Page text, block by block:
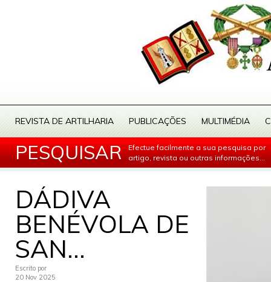
REVISTA DE ARTILHARIA PUBLICAÇÕES MULTIMÉDIA
PESQUISAR
Efectue facilmente a sua pesquisa por
artigo, revista ou outras informações...
DÁDIVA
BENÉVOLA DE
SAN...
Escrito por
20 Nov 2025